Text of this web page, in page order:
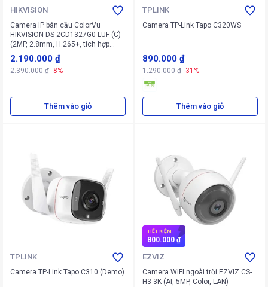
HIKVISION
Camera IP bán cầu ColorVu
HIKVISION DS-2CD1327G0-LUF (C)
(2MP, 2.8mm, H.265+, tích hợp
micro, khe cắm thẻ nhớ)
2.190.000 ₫
2.390.000 ₫ -8%
Thêm vào giỏ
TPLINK
Camera TP-Link Tapo C320WS
890.000 ₫
1.290.000 ₫ -31%
Thêm vào giỏ
TPLINK
Camera TP-Link Tapo C310 (Demo)
TIẾT KIỆM
800.000 ₫
EZVIZ
Camera WIFI ngoài trời EZVIZ CS-
H3 3K (AI, 5MP, Color, LAN)